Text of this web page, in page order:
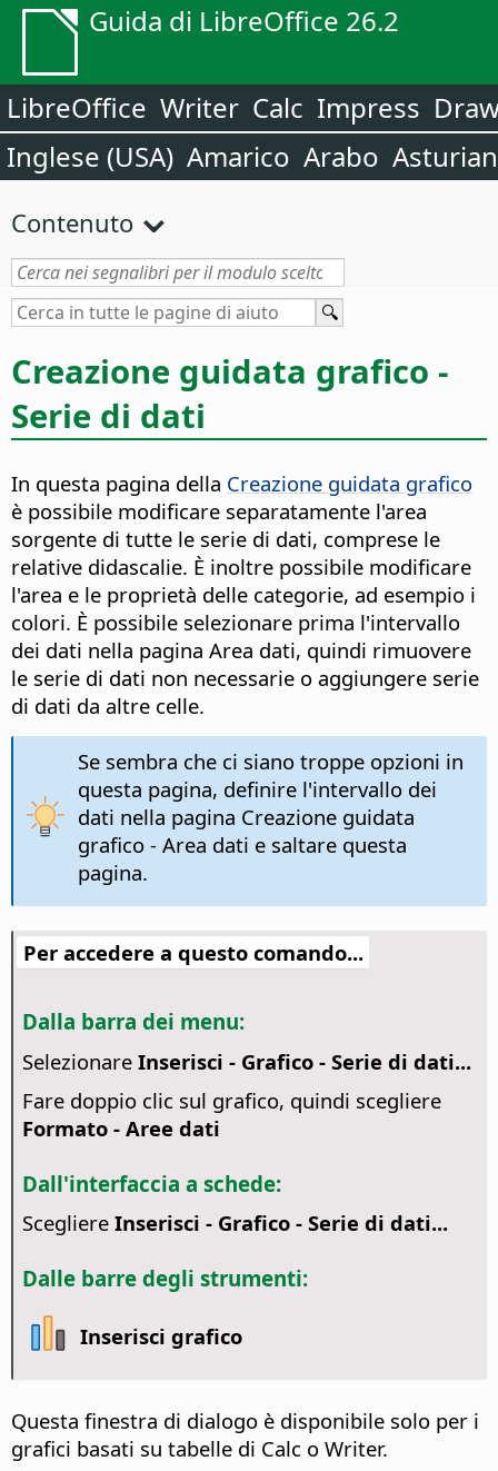
Guida di LibreOffice 26.2
LibreOffice Writer Calc Impress
Inglese (USA) Amarico Arabo
Contenuto
Creazione guidata grafico -
Serie di dati
In questa pagina della Creazione guidata grafico
è possibile modificare separatamente l'area
sorgente di tutte le serie di dati, comprese le
relative didascalie. È inoltre possibile modificare
l'area e le proprietà delle categorie, ad esempio i
colori. È possibile selezionare prima l'intervallo
dei dati nella pagina Area dati, quindi rimuovere
le serie di dati non necessarie o aggiungere serie
di dati da altre celle.
Se sembra che ci siano troppe opzioni in
questa pagina, definire l'intervallo dei
dati nella pagina Creazione guidata
grafico - Area dati e saltare questa
pagina.
Per accedere a questo comando...
Dalla barra dei menu:
Selezionare Inserisci - Grafico - Serie di dati...
Fare doppio clic sul grafico, quindi scegliere
Formato - Aree dati
Dall'interfaccia a schede:
Scegliere Inserisci - Grafico - Serie di dati...
Dalle barre degli strumenti:
Inserisci grafico
Questa finestra di dialogo è disponibile solo per i
grafici basati su tabelle di Calc o Writer.